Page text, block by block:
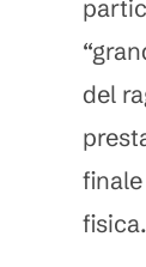
del
fisica.